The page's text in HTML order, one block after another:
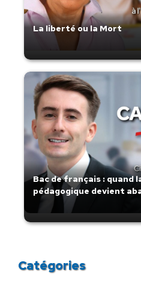
La liberté ou la Mort
Bac de français : quand
pédagogique devient
Catégories